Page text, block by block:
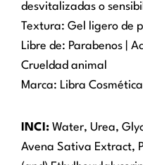
desvitalizadas o
Textura: Gel ligero de
Libre de: Parabenos |
Crueldad animal
Marca: Libra
INCI: Water, Urea,
Avena Sativa Extract,